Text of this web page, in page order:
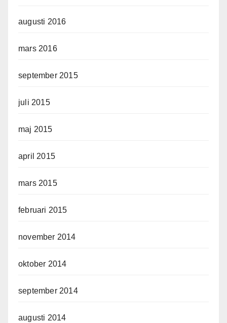
augusti 2016
mars 2016
september 2015
juli 2015
maj 2015
april 2015
mars 2015
februari 2015
november 2014
oktober 2014
september 2014
augusti 2014